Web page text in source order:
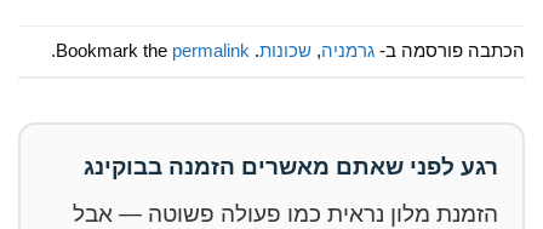
הכתבה פורסמה ב- גרמניה, שכונות. Bookmark the
permalink
.
רגע לפני שאתם מאשרים הזמנה בבוקינג
הזמנת מלון נראית כמו פעולה פשוטה — אבל